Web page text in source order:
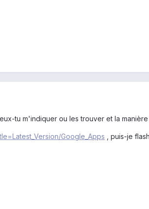
tu m'indiquer ou les trouver et la
Google_Apps , puis-je